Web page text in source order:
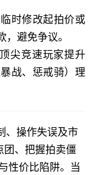
时修改起拍价或
避免争议。
尖竞速玩家提升
战、惩戒骑）理
、操作失误及市
团、把握拍卖僵
性价比陷阱。当